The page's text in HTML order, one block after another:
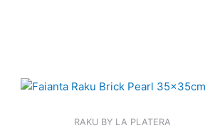
RAKU BY LA PLATERA